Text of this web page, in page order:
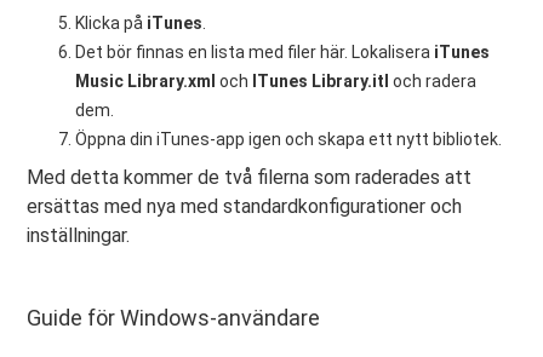
Klicka på iTunes
Det bör finnas en lista med filer här. Lokalisera iTunes
Music Library.xmloch ITunes Library.itloch radera
dem.
Öppna din iTunes-app igen och skapa ett nytt bibliotek.
Med detta kommer de två filerna som raderades att
ersättas med nya med standardkonfigurationer och
inställningar.
Guide för Windows-användare